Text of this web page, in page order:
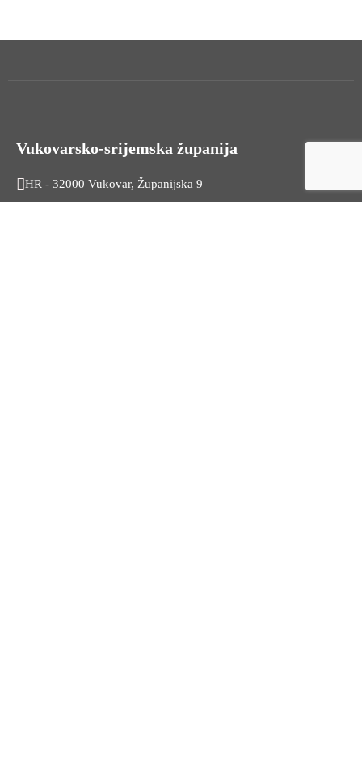
Vukovarsko-srijemska županija
HR - 32000 Vukovar, Županijska 9